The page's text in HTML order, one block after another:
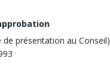
de présentation au Conseil)